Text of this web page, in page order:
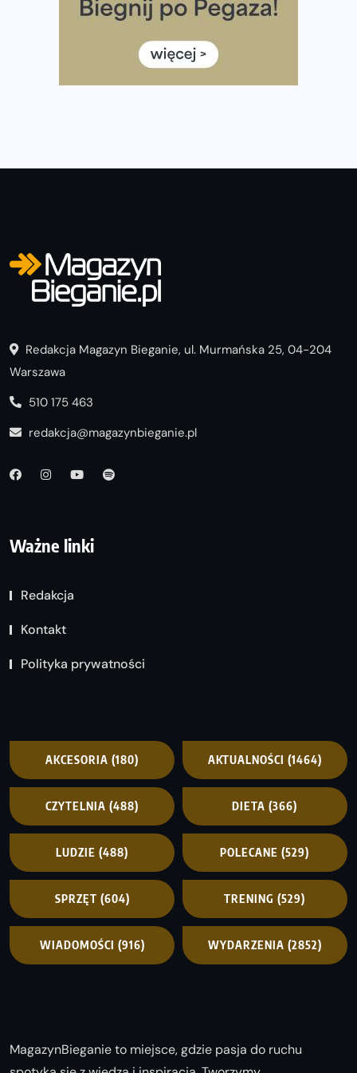
Ile razy w tygodniu biegać? 3 treningi wystarczą? Jak
często biegać, żeby robić postępy
Już w ten weekend! Przed nami Nocny Portowy Maraton
i Półmaraton Szczeciński. Wszystko, co warto wiedzieć
Redakcja Magazyn Bieganie, ul. Murmańska 25, 04-204
Warszawa
510 175 463
redakcja@magazynbieganie.pl
Ważne linki
Redakcja
Kontakt
Polityka prywatności
AKCESORIA (180) AKTUALNOŚCI (1464)
CZYTELNIA (488) DIETA (366)
LUDZIE (488) POLECANE (529)
SPRZĘT (604) TRENING (529)
WIADOMOŚCI (916) WYDARZENIA (2852)
MagazynBieganie to miejsce, gdzie pasja do ruchu